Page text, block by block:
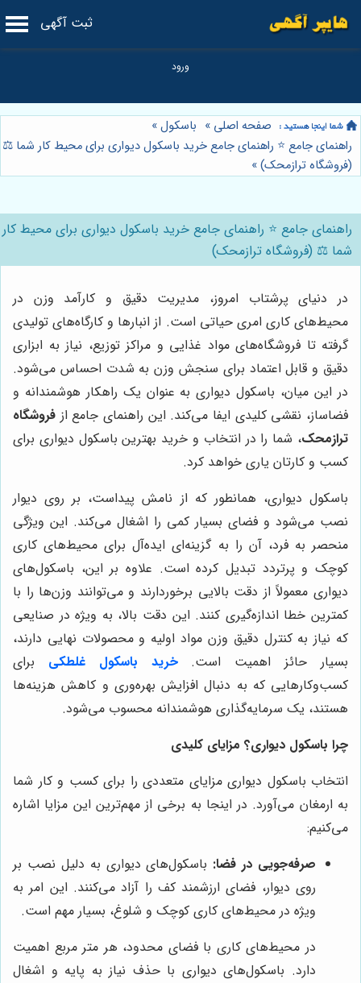
ثبت آگهی
صفحه اصلی » باسکول»
راهنمای جامع ⭐️ راهنمای جامع خرید باسکول دیواری برای محیط کار شما ⚖️
(فروشگاه ترازمحک)»
راهنمای جامع ⭐️ راهنمای جامع خرید باسکول دیواری برای محیط کار
شما ⚖️ (فروشگاه ترازمحک)
در دنیای پرشتاب امروز، مدیریت دقیق و کارآمد وزن در
محیط‌های کاری امری حیاتی است. از انبارها و کارگاه‌های تولیدی
گرفته تا فروشگاه‌های مواد غذایی و مراکز توزیع، نیاز به ابزاری
دقیق و قابل اعتماد برای سنجش وزن به شدت احساس می‌شود.
در این میان، باسکول دیواری به عنوان یک راهکار هوشمندانه و
فضاساز، نقشی کلیدی ایفا می‌کند. این راهنمای جامع از فروشگاه
ترازمحک، شما را در انتخاب و خرید بهترین باسکول دیواری برای
کسب و کارتان یاری خواهد کرد.
باسکول دیواری، همانطور که از نامش پیداست، بر روی دیوار
نصب می‌شود و فضای بسیار کمی را اشغال می‌کند. این ویژگی
منحصر به فرد، آن را به گزینه‌ای ایده‌آل برای محیط‌های کاری
کوچک و پرتردد تبدیل کرده است. علاوه بر این، باسکول‌های
دیواری معمولاً از دقت بالایی برخوردارند و می‌توانند وزن‌ها را با
کمترین خطا اندازه‌گیری کنند. این دقت بالا، به ویژه در صنایعی
که نیاز به کنترل دقیق وزن مواد اولیه و محصولات نهایی دارند،
بسیار حائز اهمیت است.خرید باسکول غلطکی برای
کسب‌وکارهایی که به دنبال افزایش بهره‌وری و کاهش هزینه‌ها
هستند، یک سرمایه‌گذاری هوشمندانه محسوب می‌شود.
چرا باسکول دیواری؟ مزایای کلیدی
انتخاب باسکول دیواری مزایای متعددی را برای کسب و کار شما
به ارمغان می‌آورد. در اینجا به برخی از مهم‌ترین این مزایا اشاره
می‌کنیم:
صرفه‌جویی در فضا: باسکول‌های دیواری به دلیل نصب بر
روی دیوار، فضای ارزشمند کف را آزاد می‌کنند. این امر به
ویژه در محیط‌های کاری کوچک و شلوغ، بسیار مهم است.
در محیط‌های کاری با فضای محدود، هر متر مربع اهمیت
دارد. باسکول‌های دیواری با حذف نیاز به پایه و اشغال